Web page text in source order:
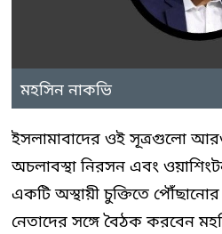
মহসিন নাকভি
ইসলামাবাদের ওই সূত্রগুলো
অচলাবস্থা নিরসন এবং
একটি অস্থায়ী চুক্তিতে পৌঁছানোর
নেতাদের সঙ্গে বৈঠক করবেন